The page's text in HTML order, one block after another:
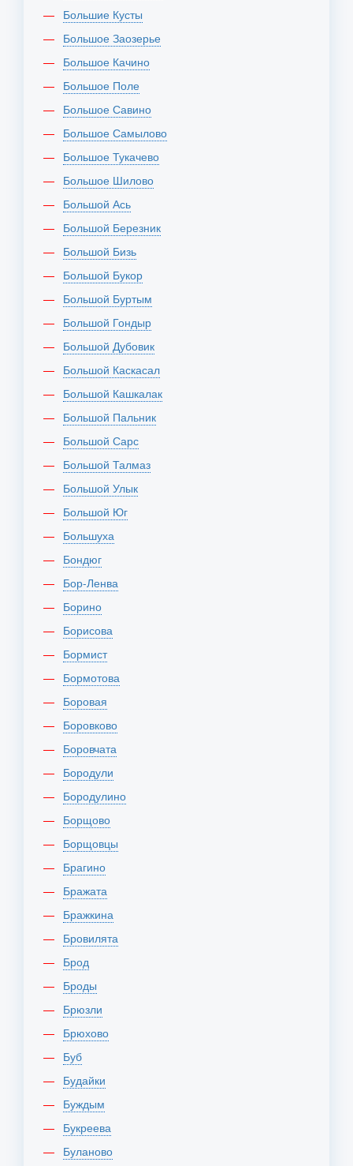
Большие Кусты
Большое Заозерье
Большое Качино
Большое Поле
Большое Савино
Большое Самылово
Большое Тукачево
Большое Шилово
Большой Ась
Большой Березник
Большой Бизь
Большой Букор
Большой Буртым
Большой Гондыр
Большой Дубовик
Большой Каскасал
Большой Кашкалак
Большой Пальник
Большой Сарс
Большой Талмаз
Большой Улык
Большой Юг
Большуха
Бондюг
Бор-Ленва
Борино
Борисова
Бормист
Бормотова
Боровая
Боровково
Боровчата
Бородули
Бородулино
Борщово
Борщовцы
Брагино
Бражата
Бражкина
Бровилята
Брод
Броды
Брюзли
Брюхово
Буб
Будайки
Буждым
Букреева
Буланово